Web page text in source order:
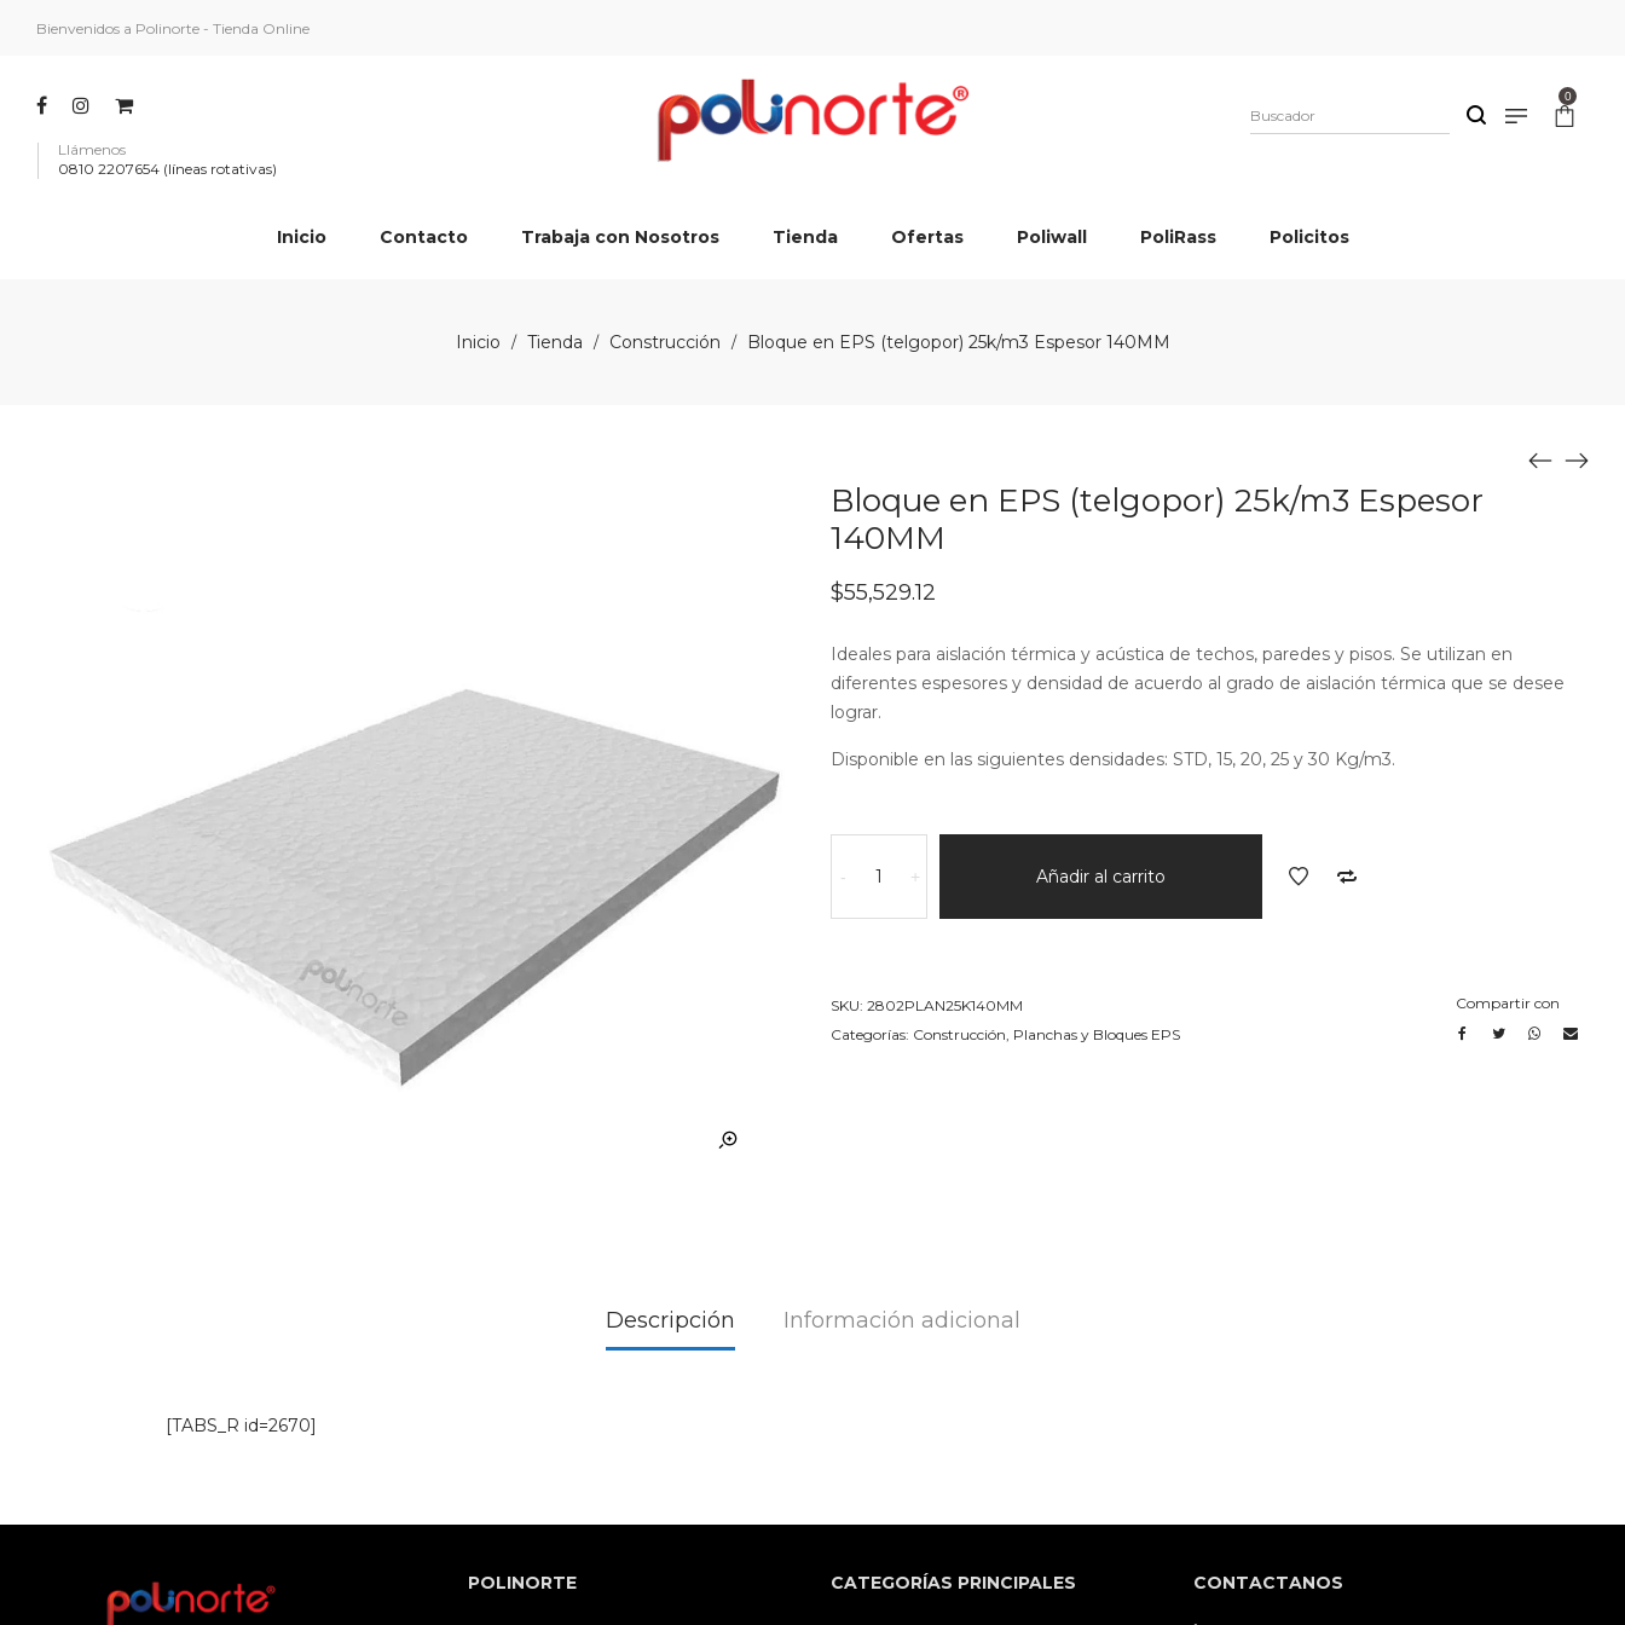
Bienvenidos a Polinorte - Tienda Online
Llámenos
0810 2207654 (líneas rotativas)
0
Inicio Contacto Trabaja con Nosotros Tienda Ofertas Poliwall PoliRass Policitos
Inicio / Tienda / Construcción / Bloque en EPS (telgopor) 25k/m3 Espesor 140MM
Bloque en EPS (telgopor) 25k/m3 Espesor
140MM
$55,529.12
Ideales para aislación térmica y acústica de techos, paredes y pisos. Se utilizan en
diferentes espesores y densidad de acuerdo al grado de aislación térmica que se desee
lograr.
Disponible en las siguientes densidades: STD, 15, 20, 25 y 30 Kg/m3.
-
en
+ Añadir al carrito
SKU: 2802PLAN25K140MM
Categorías: Construcción Planchas y Bloques EPS
Compartir con
Descripción Información adicional
[TABS_R id=2670]
POLINORTE CATEGORÍAS PRINCIPALES CONTACTANOS